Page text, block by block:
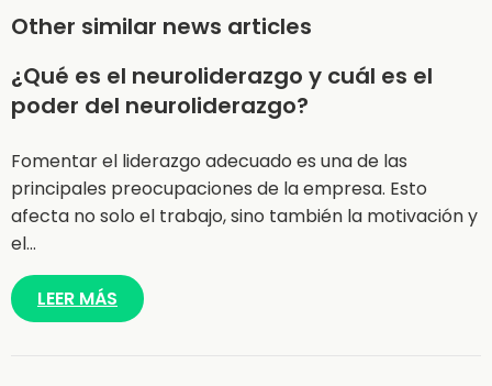
Other similar news articles
¿Qué es el neuroliderazgo y cuál es el
poder del neuroliderazgo?
Fomentar el liderazgo adecuado es una de las
principales preocupaciones de la empresa. Esto
afecta no solo el trabajo, sino también la motivación y
el…
LEER MÁS